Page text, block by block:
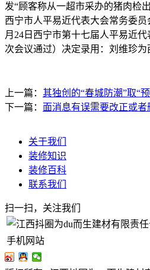
发“顾客称从一超市采办的猪肉检
西宁市人平易近代表大会常务委员
月24日西宁市第十七届人平易近
次会议通过）决定录用：刘维珍为
上一篇： 其独创的“春城防潮”取“
下一篇： 面消息有误需要改正或者
关于我们
装修知识
装修百科
联系我们
扫一扫，关注我们
手机网站